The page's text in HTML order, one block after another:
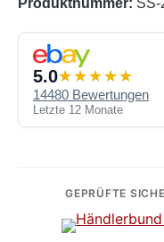
Produktnummer: SS-
5.0
14480 Bewertungen
Letzte 12 Monate
GEPRÜFTE